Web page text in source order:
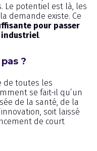
Le potentiel est là, les
demande existe. Ce
pour passer
industriel.
?
de toutes les
se fait-il qu’un
de la santé, de la
soit laissé
de court